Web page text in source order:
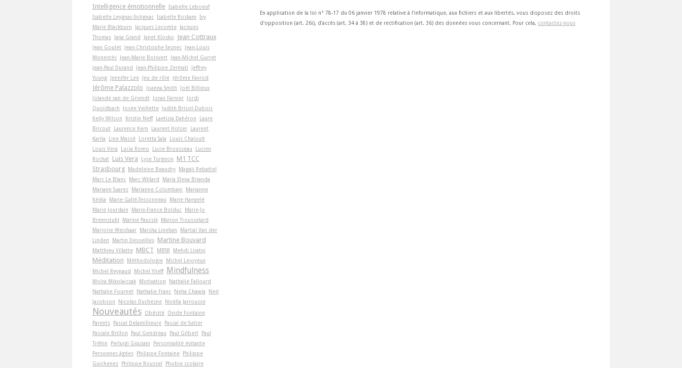
En application de la loi n° 78-17 du 06 janvier 1978 relative à l'informatique, aux fichiers et aux libertés, vous disposez des droits
d'opposition (art. 26i), d'accès (art. 34 à 38) et de rectification (art. 36) des données vous concernant. Pour cela, contactez-nous
Intelligence émotionnelle Isabelle Leboeuf
Isabelle Leygnac-Solignac Isabelle Roskam Ivy
Marie Blackburn
Jacques Lecomte Jacques
Thomas Jana Grand Janet Klosko Jean Cottraux
Jean Goulet Jean-Christophe Seznec Jean-Louis
Monestès Jean-Marie Boisvert Jean-Michel Gurret
Jean-Paul Durand
Jean-Philippe Zermati
Jeffrey
Young Jennifer Lee Jeu de rôle Jérôme Favrod
Jérôme Palazzolo Joanna Smith
Joël Billieux
Jolande van de Griendt Joran Farnier Jordi
Quoidbach
Josée Veillette Judith Brisot-Dubois
Kelly Wilson
Kristin Neff Laetizia Dahéron
Laure
Bricout Laurence Kern Laurent Holzer Laurent
Karila
Line Massé Loretta Sala
Louis Chaloult
Louis Vera
Lucia Romo Lucie Brousseau
Lucien
Rochat Luis Vera Lyse Turgeon
M1 TCC
Strasbourg Madeleine Beaudry Magali Rebattel
Marc Le Blanc Marc Willard
Maria Elena Brianda
Mariann Suarez Marianne Colombani
Marianne
Kédia
Marie Gallé-Tessonneau
Marie Haegelé
Marie Jourdain
Marie-France Bolduc Marie-Jo
Brennstuhl
Marine Paucsik Marion Trousselard
Marjorie Weishaar Marsha Linehan
Martial Van der
Linden
Martin Desseilles Martine Bouvard
Matthieu Villatte MBCT MBSR Mehdi Liratni
Méditation Méthodologie Michel Lejoyeux
Michel Reynaud
Michel Ylieff Mindfulness
Moïra Mikolajczak Motivation
Nathalie Fallourd
Nathalie Fournet Nathalie Franc Neha Chawla
Neil
Jacobson
Nicolas Duchesne Noëlla Jarrousse
Nouveautés Obésité Ovide Fontaine
Parents Pascal Delamillieure Pascal de Sutter
Pascale Brillon
Paul Gendreau Paul Gilbert Paul
Tréhin
Perluigi Graziani
Personnalité évitante
Personnes âgées Philippe Fontaine Philippe
Guichenez Philippe Roussel Phobie scolaire